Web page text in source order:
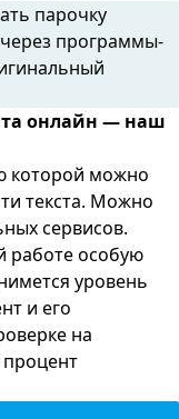
парочку
программы-
онлайн — наш
которой можно
текста. Можно
сервисов.
работе особую
уровень
и его
на
процент